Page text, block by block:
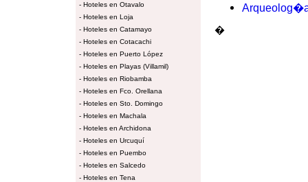
- Hoteles en Otavalo
- Hoteles en Loja
- Hoteles en Catamayo
- Hoteles en Cotacachi
- Hoteles en Puerto López
- Hoteles en Playas (Villamil)
- Hoteles en Riobamba
- Hoteles en Fco. Orellana
- Hoteles en Sto. Domingo
- Hoteles en Machala
- Hoteles en Archidona
- Hoteles en Urcuquí
- Hoteles en Puembo
- Hoteles en Salcedo
- Hoteles en Tena
�